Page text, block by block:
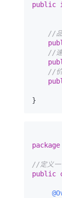
public
//
//
//
package
//定义一
public